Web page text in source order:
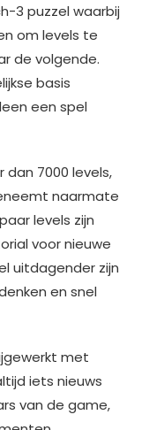
3 puzzel waarbij
om levels te
de volgende.
basis
een spel
7000 levels,
naarmate
levels zijn
voor nieuwe
uitdagender zijn
en snel
met
iets nieuws
van de game,